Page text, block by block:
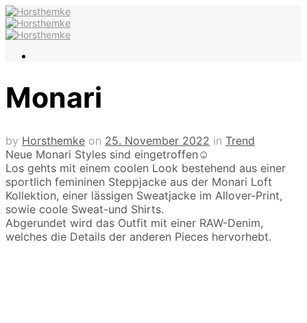
Monari
by Horsthemke on 25. November 2022 in Trend
Neue Monari Styles sind eingetroffen☺️
Los gehts mit einem coolen Look bestehend aus einer
sportlich femininen Steppjacke aus der Monari Loft
Kollektion, einer lässigen Sweatjacke im Allover-Print,
sowie coole Sweat-und Shirts.
Abgerundet wird das Outfit mit einer RAW-Denim,
welches die Details der anderen Pieces hervorhebt.